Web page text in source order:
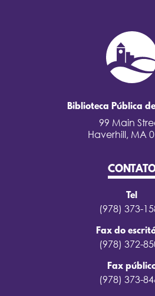
Biblioteca Pública
99 Main
Haverhill, MA
Tel
(978) 373-
Fax do
(978) 372-
Fax
(978) 373-